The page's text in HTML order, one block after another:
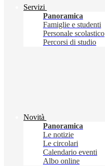
Servizi
Panoramica
Famiglie e studenti
Personale scolastico
Percorsi di studio
Novità
Panoramica
Le notizie
Le circolari
Calendario eventi
Albo online